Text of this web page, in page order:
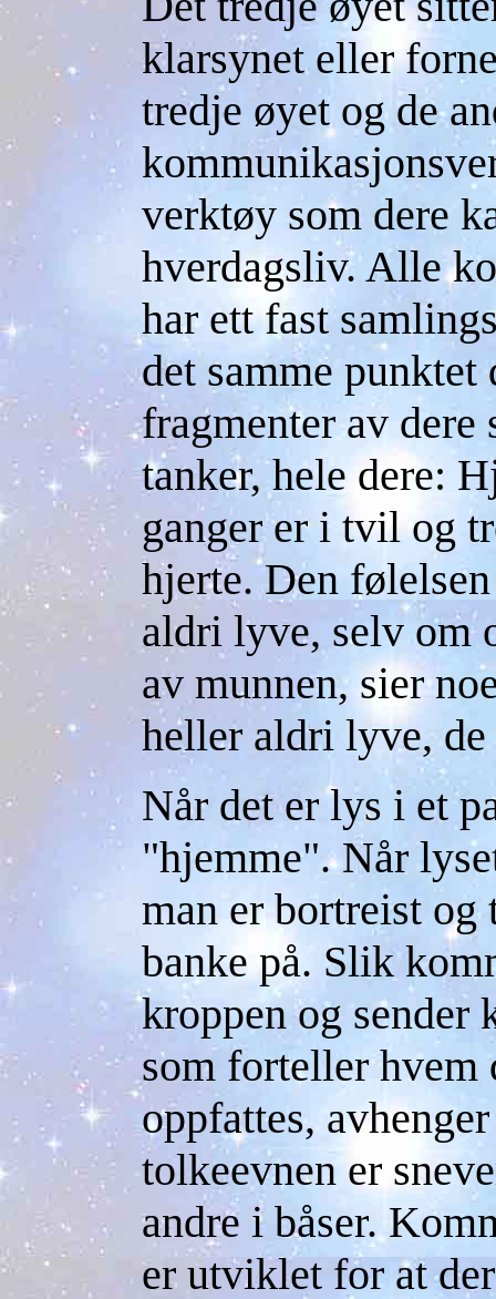
klarsynet eller
tredje øyet og de
verktøy som dere
hverdagsliv. Alle
har ett fast
det samme punktet
fragmenter av
tanker, hele dere:
ganger er i tvil og
hjerte. Den
aldri lyve, selv om
av munnen, sier
heller aldri lyve,
Når det er lys i et
"hjemme". Når
man er bortreist og
banke på. Slik
kroppen og sender
som forteller hvem
oppfattes,
tolkeevnen er
andre i båser.
er utviklet for at